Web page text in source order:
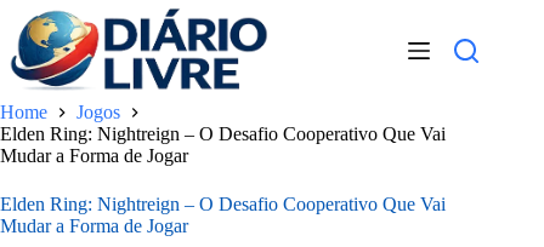
para
conteúdo
Home
Jogos
Elden Ring: Nightreign – O Desafio Cooperativo Que Vai
Mudar a Forma de Jogar
Elden Ring: Nightreign – O Desafio Cooperativo Que Vai
Mudar a Forma de Jogar